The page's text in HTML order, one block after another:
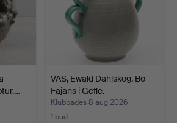
VAS, Ewald Dahlskog, Bo
Fajans i Gefle.
Klubbades 8 aug 2026
1 bud